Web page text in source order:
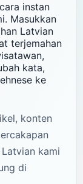
instan
Masukkan
Latvian
terjemahan
kata,
ke
konten
kami
di